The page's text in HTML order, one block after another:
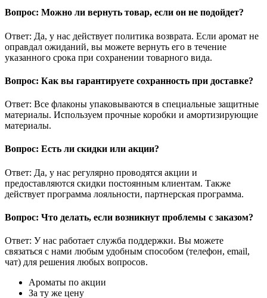
Вопрос: Можно ли вернуть товар, если он не подойдет?
Ответ: Да, у нас действует политика возврата. Если аромат не
оправдал ожиданий, вы можете вернуть его в течение
указанного срока при сохранении товарного вида.
Вопрос: Как вы гарантируете сохранность при доставке?
Ответ: Все флаконы упаковываются в специальные защитные
материалы. Используем прочные коробки и амортизирующие
материалы.
Вопрос: Есть ли скидки или акции?
Ответ: Да, у нас регулярно проводятся акции и
предоставляются скидки постоянным клиентам. Также
действует программа лояльности, партнерская программа.
Вопрос: Что делать, если возникнут проблемы с заказом?
Ответ: У нас работает служба поддержки. Вы можете
связаться с нами любым удобным способом (телефон, email,
чат) для решения любых вопросов.
Ароматы по акции
За ту же цену